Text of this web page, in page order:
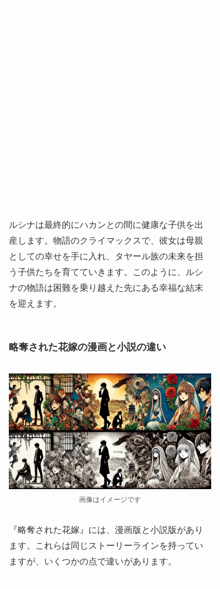
ルシナは最終的にハカンとの間に健康な子供を出
産します。物語のクライマックスで、彼女は母親
としての幸せを手に入れ、タヤール族の未来を担
う子供たちを育てていきます。このように、ルシ
ナの物語は困難を乗り越えた先にある幸福な結末
を迎えます。
略奪された花嫁の漫画と小説の違い
画像はイメージです
『略奪された花嫁』には、漫画版と小説版があり
ます。これらは同じストーリーラインを持ってい
ますが、いくつかの点で違いがあります。